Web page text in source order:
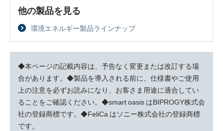
他の製品を見る
環境エネルギー製品ラインナップ
◆本ページの記載内容は、予告なく変更または改訂する場
合があります。◆製品を導入される前に、仕様書やご使用
上の注意を必ずお読みになり、お客さま用途に適合してい
ることをご確認ください。◆smart oasis はBIPROGY株式会
社の登録商標です。◆FeliCa はソニー株式会社の登録商標
です。